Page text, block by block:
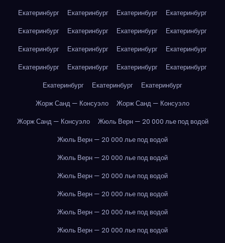
Екатеринбург
Екатеринбург Екатеринбург
Екатеринбург
Екатеринбург
Екатеринбург Екатеринбург
Екатеринбург
Екатеринбург
Екатеринбург Екатеринбург
Екатеринбург
Екатеринбург
Екатеринбург Екатеринбург
Екатеринбург
Екатеринбург
Екатеринбург
Екатеринбург
Жорж Санд — Консуэло
Жорж Санд — Консуэло
Жорж Санд — Консуэло
Жюль Верн — 20 000 лье под водой
Жюль Верн — 20 000 лье под водой
Жюль Верн — 20 000 лье под водой
Жюль Верн — 20 000 лье под водой
Жюль Верн — 20 000 лье под водой
Жюль Верн — 20 000 лье под водой
Жюль Верн — 20 000 лье под водой